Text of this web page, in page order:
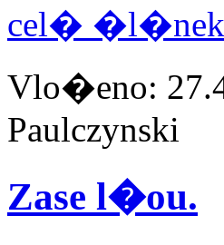
cel� �l�nek
Vlo�eno:
Paulczynski
Zase l�ou.